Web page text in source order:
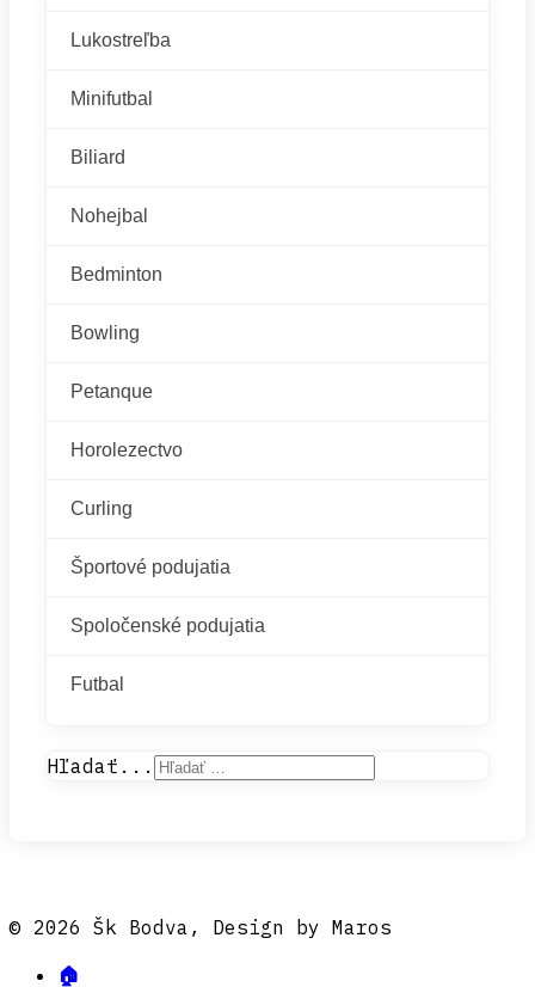
Lukostreľba
Minifutbal
Biliard
Nohejbal
Bedminton
Bowling
Petanque
Horolezectvo
Curling
Športové podujatia
Spoločenské podujatia
Futbal
Hľadať...
© 2026 Šk Bodva, Design by Maros
🏠